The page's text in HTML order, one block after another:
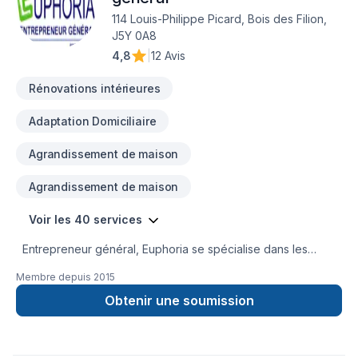
114 Louis-Philippe Picard, Bois des Filion,
J5Y 0A8
4,8
12 Avis
Rénovations intérieures
Adaptation Domiciliaire
Agrandissement de maison
Agrandissement de maison
Voir les 40 services
Entrepreneur général, Euphoria se spécialise dans les
une liste non exhaustive des services offerts :- Prise en
charge de projet du plan à la finition - projet clé en main-
Service de conception (plan de construction)- Travail en
Membre depuis 2015
Obtenir une soumission